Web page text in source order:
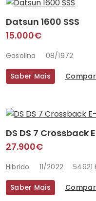
Datsun 1600 SSS
15.000€
Gasolina 08/1972
Saber Mais
DS DS 7 Crossback
27.900€
Hibrido 11/2022 54921
Saber Mais